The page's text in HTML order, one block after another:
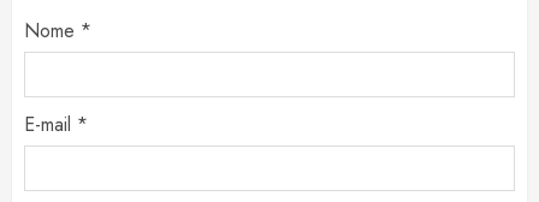
Nome *
E-mail *